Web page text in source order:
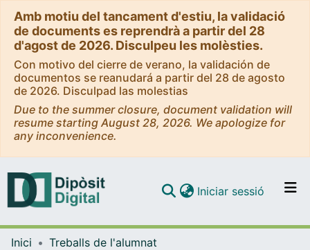
Amb motiu del tancament d'estiu, la validació
de documents es reprendrà a partir del 28
d'agost de 2026. Disculpeu les molèsties.
Con motivo del cierre de verano, la validación de
documentos se reanudará a partir del 28 de agosto
de 2026. Disculpad las molestias
Due to the summer closure, document validation will
resume starting August 28, 2026. We apologize for
any inconvenience.
Navega per tot el DD
Iniciar sessió (current)
Inici
Treballs de l'alumnat